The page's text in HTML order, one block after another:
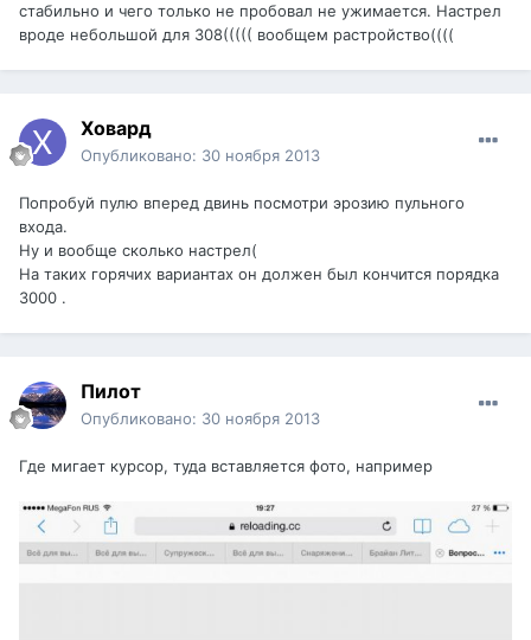
стабильно и чего только не пробовал не ужимается. Настрел
вроде небольшой для 308((((( вообщем растройство((((
Ховард
Опубликовано: 30 ноября 2013
Попробуй пулю вперед двинь посмотри эрозию пульного
входа.
Ну и вообще сколько настрел(
На таких горячих вариантах он должен был кончится порядка
3000 .
Пилот
Опубликовано: 30 ноября 2013
Где мигает курсор, туда вставляется фото, например